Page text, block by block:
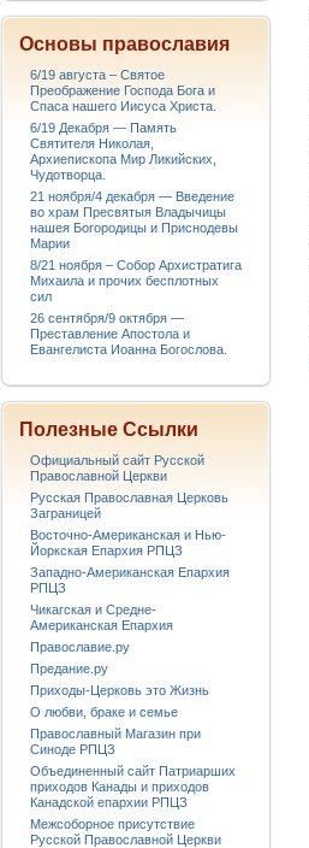
Основы православия
6/19 августа – Святое
Преображение Господа Бога и
Спаса нашего Иисуса Христа.
6/19 Декабря — Память
Святителя Николая,
Архиепископа Мир Ликийских,
Чудотворца.
21 ноября/4 декабря — Введение
во храм Пресвятыя Владычицы
нашея Богородицы и Приснодевы
Марии
8/21 ноября – Собор Архистратига
Михаила и прочих бесплотных
сил
26 сентября/9 октября —
Преставление Апостола и
Евангелиста Иоанна Богослова.
Полезные Ссылки
Официальный сайт Русской
Православной Церкви
Русская Православная Церковь
Заграницей
Восточно-Американская и Нью-
Йоркская Епархия РПЦЗ
Западно-Американская Епархия
РПЦЗ
Чикагская и Средне-
Американская Епархия
Православие.ру
Предание.ру
Приходы-Церковь это Жизнь
О любви, браке и семье
Православный Магазин при
Синоде РПЦЗ
Объединенный сайт Патриарших
приходов Канады и приходов
Канадской епархии РПЦЗ
Межсоборное присутствие
Русской Православной Церкви